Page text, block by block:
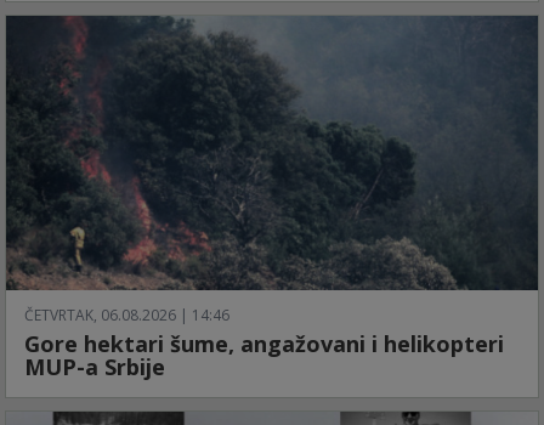
ČETVRTAK, 06.08.2026 | 14:46
Gore hektari šume, angažovani i helikopteri
MUP-a Srbije